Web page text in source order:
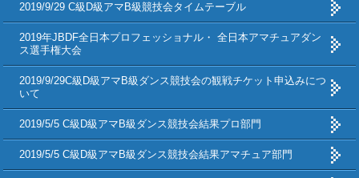
2019/9/29 C級D級アマB級競技会タイムテーブル
2019年JBDF全日本プロフェッショナル・ 全日本アマチュアダン
ス選手権大会
2019/9/29C級D級アマB級ダンス競技会の観戦チケット申込みにつ
いて
2019/5/5 C級D級アマB級ダンス競技会結果プロ部門
2019/5/5 C級D級アマB級ダンス競技会結果アマチュア部門